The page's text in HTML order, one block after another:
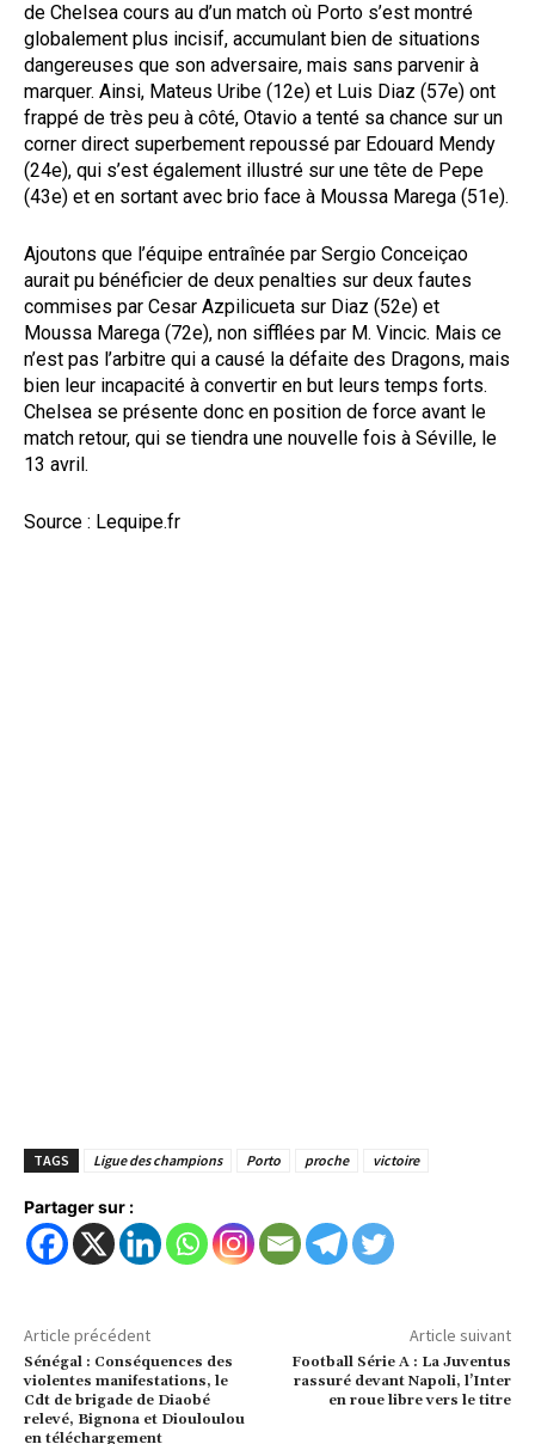
de Chelsea cours au d’un match où Porto s’est montré
globalement plus incisif, accumulant bien de situations
dangereuses que son adversaire, mais sans parvenir à
marquer. Ainsi, Mateus Uribe (12e) et Luis Diaz (57e) ont
frappé de très peu à côté, Otavio a tenté sa chance sur un
corner direct superbement repoussé par Edouard Mendy
(24e), qui s’est également illustré sur une tête de Pepe
(43e) et en sortant avec brio face à Moussa Marega (51e).
Ajoutons que l’équipe entraînée par Sergio Conceiçao
aurait pu bénéficier de deux penalties sur deux fautes
commises par Cesar Azpilicueta sur Diaz (52e) et
Moussa Marega (72e), non sifflées par M. Vincic. Mais ce
n’est pas l’arbitre qui a causé la défaite des Dragons, mais
bien leur incapacité à convertir en but leurs temps forts.
Chelsea se présente donc en position de force avant le
match retour, qui se tiendra une nouvelle fois à Séville, le
13 avril.
Source : Lequipe.fr
TAGS Ligue des champions Porto proche victoire
Partager sur :
Article précédent
Sénégal : Conséquences des
violentes manifestations, le
Cdt de brigade de Diaobé
relevé, Bignona et Diouloulou
en téléchargement
Article suivant
Football Série A : La Juventus
rassuré devant Napoli, l’Inter
en roue libre vers le titre